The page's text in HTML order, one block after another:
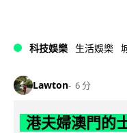
科技娛樂 生活娛樂
Lawton 6 分
港夫婦澳門的